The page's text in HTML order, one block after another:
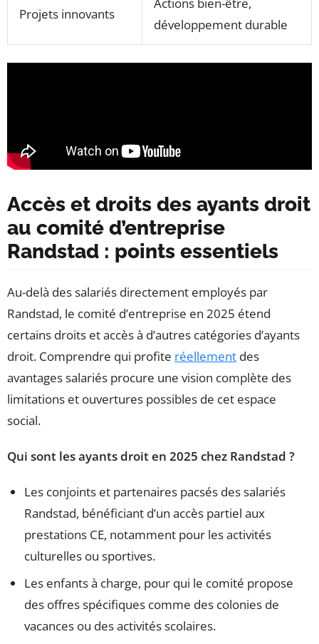
Projets innovants
Actions bien-être,
développement durable
Accès et droits des ayants droit
au comité d’entreprise
Randstad : points essentiels
Au-delà des salariés directement employés par
Randstad, le comité d’entreprise en 2025 étend
certains droits et accès à d’autres catégories d’ayants
droit. Comprendre qui profite réellement des
avantages salariés procure une vision complète des
limitations et ouvertures possibles de cet espace
social.
Qui sont les ayants droit en 2025 chez Randstad ?
Les conjoints et partenaires pacsés des salariés
Randstad, bénéficiant d’un accès partiel aux
prestations CE, notamment pour les activités
culturelles ou sportives.
Les enfants à charge, pour qui le comité propose
des offres spécifiques comme des colonies de
vacances ou des activités scolaires.